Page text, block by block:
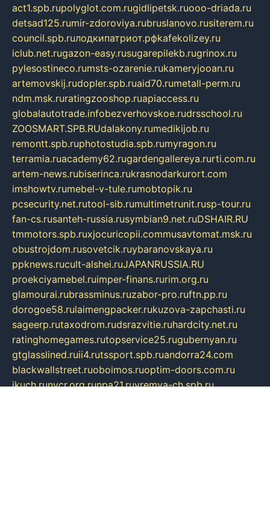
act1.spb.rupolyglot.com.rugidlipetsk.ruooo-driada.ru
detsad125.rumir-zdoroviya.rubruslanovo.rusiterem.ru
council.spb.ruлодкипатриот.рфkafekolizey.ru
iclub.net.rugazon-easy.rusugarepilekb.rugrinox.ru
pylesostineco.rumsts-ozarenie.rukameryjooan.ru
artemovskij.rudopler.spb.ruaid70.rumetall-perm.ru
ndm.msk.ruratingzooshop.ruapiaccess.ru
globalautotrade.infobezverhovskoe.rudrsschool.ru
ZOOSMART.SPB.RUdalakony.rumedikijob.ru
remontt.spb.ruphotostudia.spb.rumyragon.ru
terramia.ruacademy62.rugardengallereya.rurti.com.ru
artem-news.rubiserinca.rukrasnodarkurort.com
imshowtv.rumebel-v-tule.rumobtopik.ru
pcsecurity.net.rutool-sib.rumultimetrunit.rusp-tour.ru
fan-cs.rusanteh-russia.rusymbian9.net.ruDSHAIR.RU
tmmotors.spb.ruxjocuricopii.commusavtomat.msk.ru
obustrojdom.rusovetcik.ruybaranovskaya.ru
ppknews.rucult-alshei.ruJAPANRUSSIA.RU
proekciyamebel.ruimper-finans.rurim.org.ru
glamourai.rubrassminus.ruzabor-pro.ruftn.pp.ru
dorogoe58.rulaimengpacker.rukuzova-zapchasti.ru
sageerp.rutaxodrom.rudsrazvitie.ruhardcity.net.ru
ratinghomegames.rutopservice25.rugubernyan.ru
gtglasslined.ruii4.rutssport.spb.ruandorra24.com
blackwallstreet.ruoboimos.ruoptim-doors.com.ru
ikuch.runycr.org.runpa21.ruvremya-ch.spb.ru